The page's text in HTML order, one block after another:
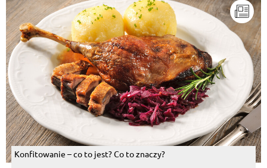
Konfitowanie – co to jest? Co to znaczy?